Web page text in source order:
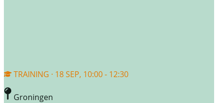
TRAINING · 18 SEP, 10:00 - 12:30
Groningen